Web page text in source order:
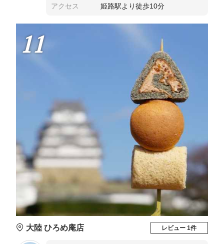
アクセス
姫路駅より徒歩10分
11
大陸 ひろめ庵店 レビュー 1件